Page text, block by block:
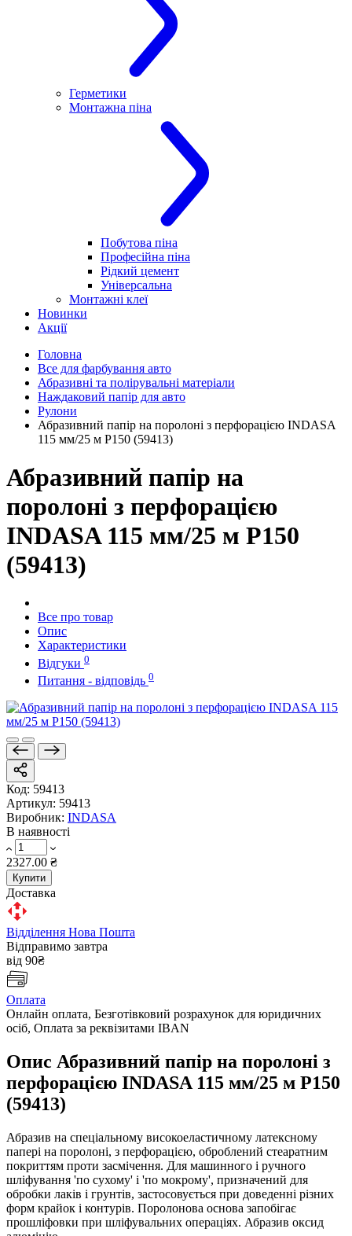
Герметики
Монтажна піна
Побутова піна
Професійна піна
Рідкий цемент
Універсальна
Монтажні клеї
Новинки
Акції
Головна
Все для фарбування авто
Абразивні та полірувальні матеріали
Наждаковий папір для авто
Рулони
Абразивний папір на поролоні з перфорацією INDASA
115 мм/25 м Р150 (59413)
Абразивний папір на
поролоні з перфорацією
INDASA 115 мм/25 м Р150
(59413)
Все про товар
Опис
Характеристики
Відгуки 0
Питання - відповідь 0
Код: 59413
Артикул: 59413
Виробник: INDASA
В наявності
2327.00 ₴
Купити
Доставка
Відділення Нова Пошта
Відправимо завтра
від 90₴
Оплата
Онлайн оплата, Безготівковий розрахунок для юридичних
осіб, Оплата за реквізитами IBAN
Опис Абразивний папір на поролоні з
перфорацією INDASA 115 мм/25 м Р150
(59413)
Абразив на спеціальному високоеластичному латексному
папері на поролоні, з перфорацією, оброблений стеаратним
покриттям проти засмічення. Для машинного і ручного
шліфування 'по сухому' і 'по мокрому', призначений для
обробки лаків і грунтів, застосовується при доведенні різних
форм крайок і контурів. Поролонова основа запобігає
прошліфовки при шліфувальних операціях. Абразив оксид